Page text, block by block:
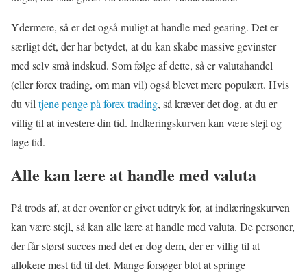
Ydermere, så er det også muligt at handle med gearing. Det er
særligt dét, der har betydet, at du kan skabe massive gevinster
med selv små indskud. Som følge af dette, så er valutahandel
(eller forex trading, om man vil) også blevet mere populært. Hvis
du viltjene penge på forex trading, så kræver det dog, at du er
villig til at investere din tid. Indlæringskurven kan være stejl og
tage tid.
Alle kan lære at handle med valuta
På trods af, at der ovenfor er givet udtryk for, at indlæringskurven
kan være stejl, så kan alle lære at handle med valuta. De personer,
der får størst succes med det er dog dem, der er villig til at
allokere mest tid til det. Mange forsøger blot at springe